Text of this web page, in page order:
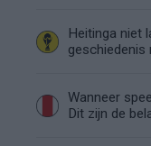
Heitinga niet
geschiedenis
Wanneer
Dit zijn de